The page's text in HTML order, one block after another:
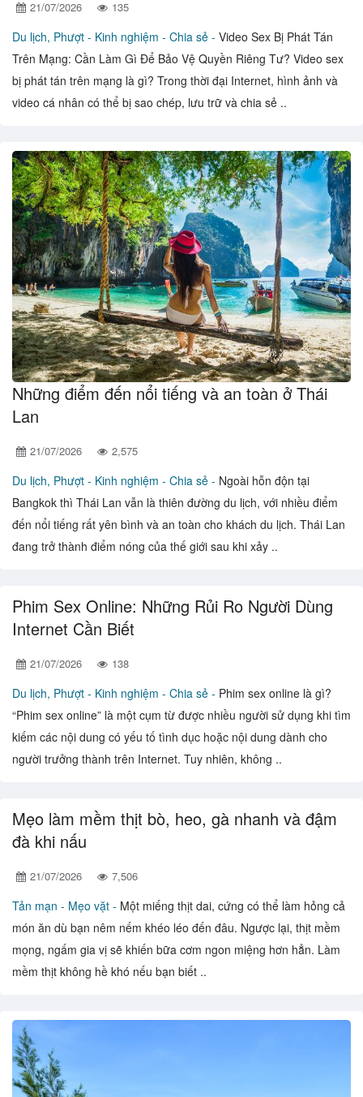
21/07/2026 135
Du lịch, Phượt - Kinh nghiệm - Chia sẻ - Video Sex Bị Phát Tán
Trên Mạng: Cần Làm Gì Để Bảo Vệ Quyền Riêng Tư? Video sex
bị phát tán trên mạng là gì? Trong thời đại Internet, hình ảnh và
video cá nhân có thể bị sao chép, lưu trữ và chia sẻ ..
Những điểm đến nổi tiếng và an toàn ở Thái
Lan
21/07/2026 2,575
Du lịch, Phượt - Kinh nghiệm - Chia sẻ - Ngoài hỗn độn tại
Bangkok thì Thái Lan vẫn là thiên đường du lịch, với nhiều điểm
đến nổi tiếng rất yên bình và an toàn cho khách du lịch. Thái Lan
đang trở thành điểm nóng của thế giới sau khi xảy ..
Phim Sex Online: Những Rủi Ro Người Dùng
Internet Cần Biết
21/07/2026 138
Du lịch, Phượt - Kinh nghiệm - Chia sẻ - Phim sex online là gì?
“Phim sex online” là một cụm từ được nhiều người sử dụng khi tìm
kiếm các nội dung có yếu tố tình dục hoặc nội dung dành cho
người trưởng thành trên Internet. Tuy nhiên, không ..
Mẹo làm mềm thịt bò, heo, gà nhanh và đậm
đà khi nấu
21/07/2026 7,506
Tản mạn - Mẹo vặt - Một miếng thịt dai, cứng có thể làm hỏng cả
món ăn dù bạn nêm nếm khéo léo đến đâu. Ngược lại, thịt mềm
mọng, ngấm gia vị sẽ khiến bữa cơm ngon miệng hơn hẳn. Làm
mềm thịt không hề khó nếu bạn biết ..